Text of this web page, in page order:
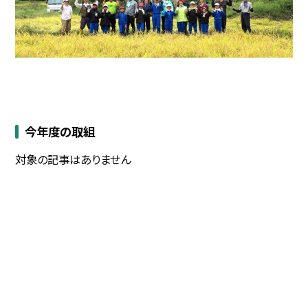
今年度の取組
対象の記事はありません